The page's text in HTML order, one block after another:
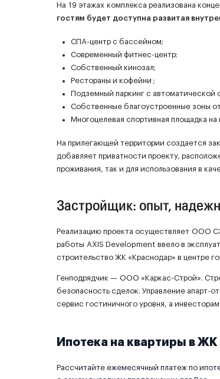
На 19 этажах комплекса реализована
гостям будет доступна развитая
СПА-центр с бассейном;
Современный фитнес-центр;
Собственный кинозал;
Рестораны и кофейни ;
Подземный паркинг с автоматической
Собственные благоустроенные зоны
Многоцелевая спортивная площадка
На прилегающей территории создается
добавляет приватности проекту,
проживания, так и для использования в
Застройщик: опыт,
Реализацию проекта осуществляет ООО
работы AXIS Development ввело в
строительство ЖК «Краснодар» в центре
Генподрядчик — ООО «Каркас-Строй».
безопасность сделок. Управление апарт-
сервис гостиничного уровня, а
Ипотека на квартиры в ЖК
Рассчитайте ежемесячный платеж по